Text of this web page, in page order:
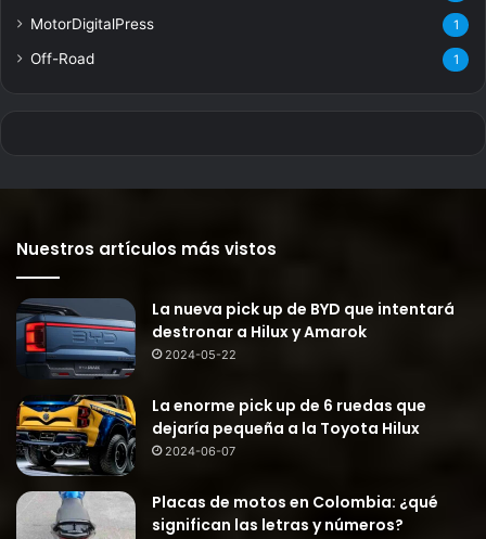
MotorDigitalPress 1
Off-Road 1
Nuestros artículos más vistos
La nueva pick up de BYD que intentará
destronar a Hilux y Amarok
2024-05-22
La enorme pick up de 6 ruedas que
dejaría pequeña a la Toyota Hilux
2024-06-07
Placas de motos en Colombia: ¿qué
significan las letras y números?